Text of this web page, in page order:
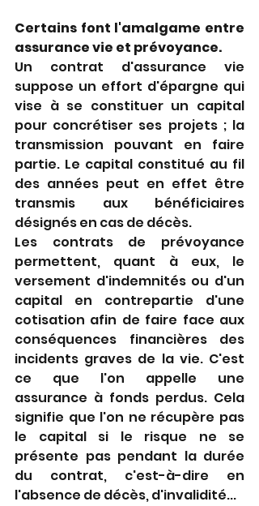
Certains font l'amalgame entre
assurance vie et prévoyance.
Un contrat d'assurance vie
suppose un effort d'épargne qui
vise à se constituer un capital
pour concrétiser ses projets ; la
transmission pouvant en faire
partie. Le capital constitué au fil
des années peut en effet être
transmis aux bénéficiaires
désignés en cas de décès.
Les contrats de prévoyance
permettent, quant à eux, le
versement d'indemnités ou d'un
capital en contrepartie d'une
cotisation afin de faire face aux
conséquences financières des
incidents graves de la vie. C'est
ce que l'on appelle une
assurance à fonds perdus. Cela
signifie que l'on ne récupère pas
le capital si le risque ne se
présente pas pendant la durée
du contrat, c'est-à-dire en
l'absence de décès, d'invalidité...